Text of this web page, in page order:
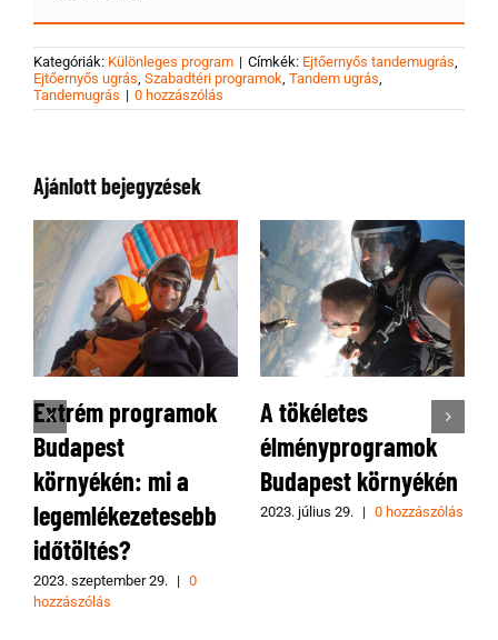
Kategóriák: Különleges program | Címkék: Ejtőernyős tandemugrás
Ejtőernyős ugrás Szabadtéri programok Tandem ugrás
Tandemugrás | 0 hozzászólás
Ajánlott bejegyzések
programok
mi a
szeptember 29. | 0
A tökéletes
élményprogramok
Budapest környékén
2023. július 29. | 0 hozzászólás
ki az